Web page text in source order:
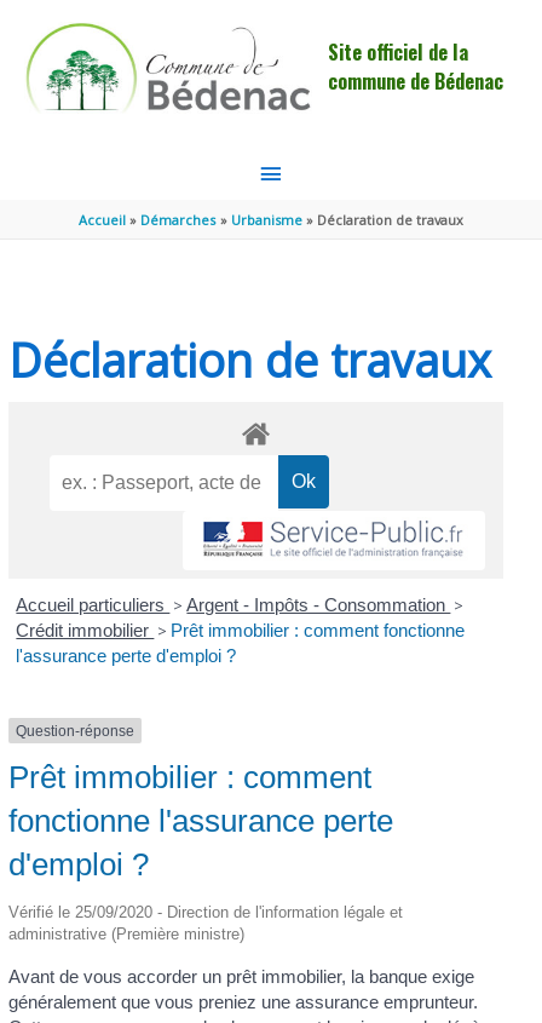
Site officiel de la
commune de Bédenac
MENU
PRINCIPAL
Accueil Démarches Urbanisme Déclaration de travaux
Déclaration de travaux
Accueil particuliers > Argent - Impôts - Consommation >
Crédit immobilier > Prêt immobilier : comment fonctionne
l'assurance perte d'emploi ?
Question-réponse
Prêt immobilier : comment
fonctionne l'assurance perte
d'emploi ?
Vérifié le 25/09/2020 - Direction de l'information légale et
administrative (Première ministre)
Avant de vous accorder un prêt immobilier, la banque exige
généralement que vous preniez une assurance emprunteur.